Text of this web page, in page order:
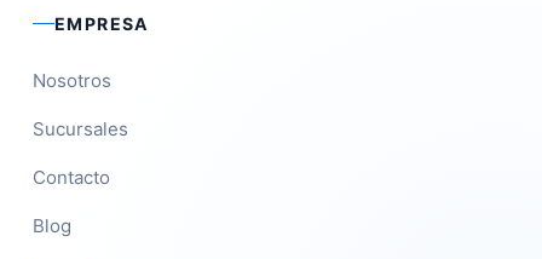
EMPRESA
Nosotros
Sucursales
Contacto
Blog